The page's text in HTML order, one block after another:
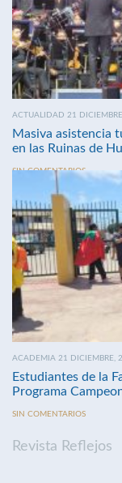
ACTUALIDAD 21
Masiva asistencia
en las Ruinas de
SIN COMENTARIOS
ACADEMIA 21 DICIEMBRE,
Estudiantes de la
Programa
SIN COMENTARIOS
Revista Reflejos